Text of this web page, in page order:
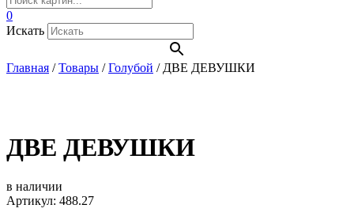
0
Искать
Главная /Товары /Голубой / ДВЕ ДЕВУШКИ
ДВЕ ДЕВУШКИ
в наличии
Артикул: 488.27